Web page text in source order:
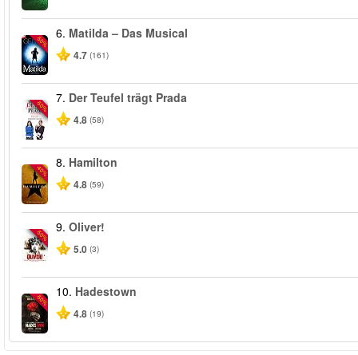
-50%
6. Matilda – Das Musical
4.7 (161)
-50%
7. Der Teufel trägt Prada
4.8 (58)
-40%
8. Hamilton
4.8 (59)
-50%
9. Oliver!
5.0 (3)
-50%
10. Hadestown
4.8 (19)